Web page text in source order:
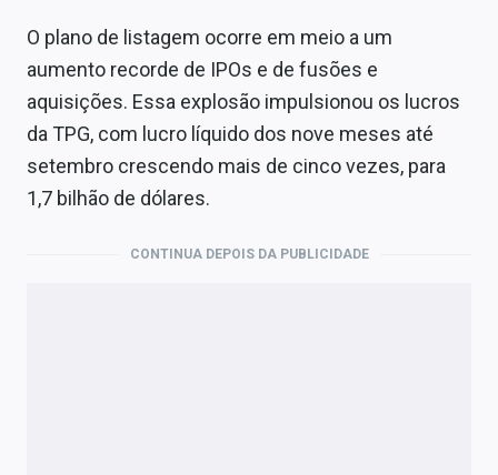
O plano de listagem ocorre em meio a um
aumento recorde de IPOs e de fusões e
aquisições. Essa explosão impulsionou os lucros
da TPG, com lucro líquido dos nove meses até
setembro crescendo mais de cinco vezes, para
1,7 bilhão de dólares.
CONTINUA DEPOIS DA PUBLICIDADE